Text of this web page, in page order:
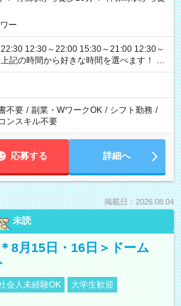
ー
12:30～22:00 15:30～21:00 12:30～
性があります
不要 / 副業・WワークOK / シフト勤務 /
ンスキル不要
応募する 詳細へ
掲載日：2026.08.04
未読
8月15日・16日＞ドーム
会人未経験OK
大学生歓迎